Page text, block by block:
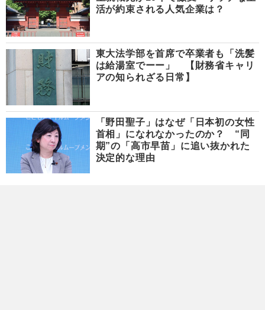
活が約束される人気企業は？
東大法学部を首席で卒業者も「洗髪
は給湯室でーー」 【財務省キャリ
アの知られざる日常】
「野田聖子」はなぜ「日本初の女性
首相」になれなかったのか？ “同
期”の「高市早苗」に追い抜かれた
決定的な理由